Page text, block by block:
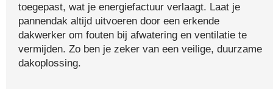
toegepast, wat je energiefactuur verlaagt. Laat je
pannendak altijd uitvoeren door een erkende
dakwerker om fouten bij afwatering en ventilatie te
vermijden. Zo ben je zeker van een veilige, duurzame
dakoplossing.